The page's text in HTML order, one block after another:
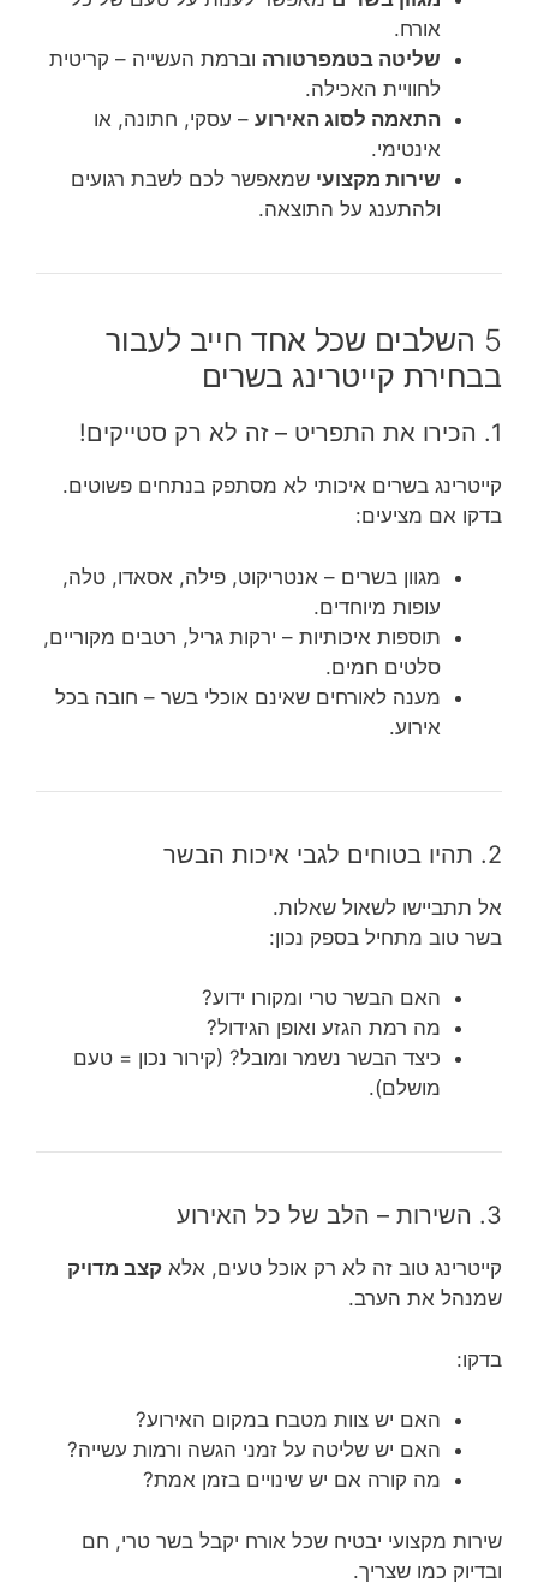
אורח.
שליטה בטמפרטורה וברמת העשייה – קריטית
לחוויית האכילה.
התאמה לסוג האירוע – עסקי, חתונה, או
אינטימי.
שירות מקצועי שמאפשר לכם לשבת רגועים
ולהתענג על התוצאה.
5 השלבים שכל אחד חייב לעבור
בבחירת קייטרינג בשרים
1. הכירו את התפריט – זה לא רק סטייקים!
קייטרינג בשרים איכותי לא מסתפק בנתחים פשוטים.
בדקו אם מציעים:
מגוון בשרים – אנטריקוט, פילה, אסאדו, טלה,
עופות מיוחדים.
תוספות איכותיות – ירקות גריל, רטבים מקוריים,
סלטים חמים.
מענה לאורחים שאינם אוכלי בשר – חובה בכל
אירוע.
2. תהיו בטוחים לגבי איכות הבשר
אל תתביישו לשאול שאלות.
בשר טוב מתחיל בספק נכון:
האם הבשר טרי ומקורו ידוע?
מה רמת הגזע ואופן הגידול?
כיצד הבשר נשמר ומובל? (קירור נכון = טעם
מושלם).
3. השירות – הלב של כל האירוע
קייטרינג טוב זה לא רק אוכל טעים, אלא קצב מדויק
שמנהל את הערב.
בדקו:
האם יש צוות מטבח במקום האירוע?
האם יש שליטה על זמני הגשה ורמות עשייה?
מה קורה אם יש שינויים בזמן אמת?
שירות מקצועי יבטיח שכל אורח יקבל בשר טרי, חם
ובדיוק כמו שצריך.